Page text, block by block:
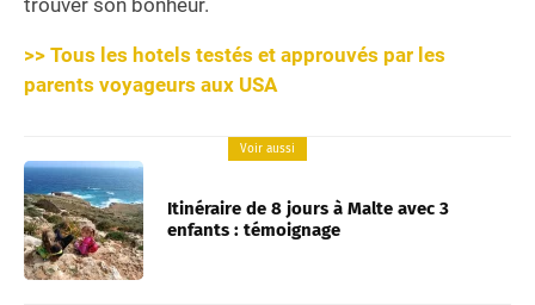
trouver son bonheur.
>> Tous les hotels testés et approuvés par les
parents voyageurs aux USA
Voir aussi
Itinéraire de 8 jours à Malte avec 3
enfants : témoignage